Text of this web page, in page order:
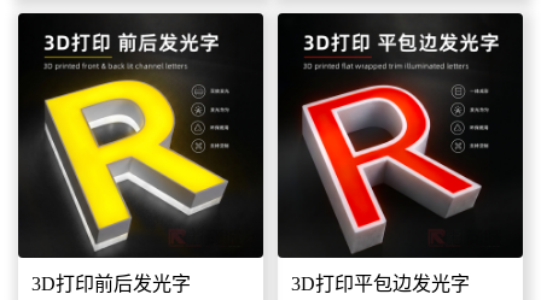
3D打印前后发光字 3D打印平包边发光字